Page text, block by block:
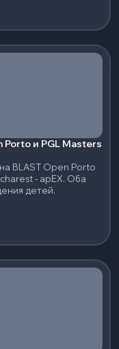
Porto и PGL Masters
BLAST Open Porto
- apEX. Оба
детей.